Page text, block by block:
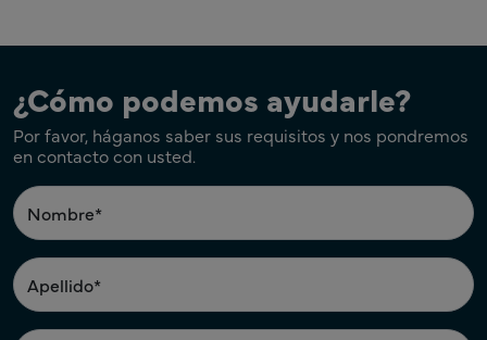
¿Cómo podemos ayudarle?
Por favor, háganos saber sus requisitos y nos pondremos
en contacto con usted.